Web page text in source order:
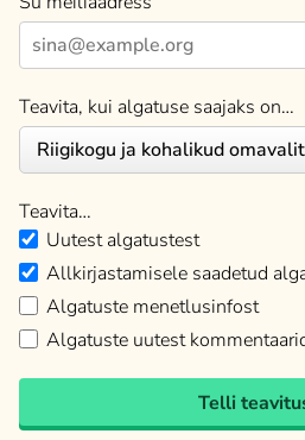
Teavita, kui algatuse saajaks on…
Teavita…
Uutest algatustest
Allkirjastamisele saadetud
Algatuste menetlusinfost
Algatuste uutest
Telli